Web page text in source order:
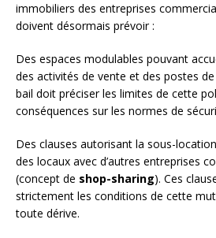
immobiliers des entreprises
doivent désormais prévoir :
Des espaces modulables pouvant
des activités de vente et des postes
bail doit préciser les limites de cette
conséquences sur les normes de
Des clauses autorisant la sous-
des locaux avec d’autres entreprises
(concept de shop-sharing). Ces
strictement les conditions de cette
toute dérive.